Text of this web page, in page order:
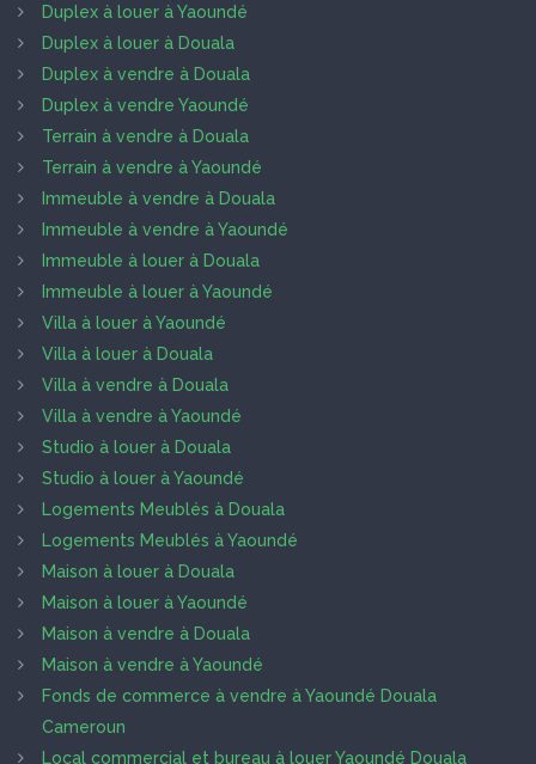
Duplex à louer à Yaoundé
Duplex à louer à Douala
Duplex à vendre à Douala
Duplex à vendre Yaoundé
Terrain à vendre à Douala
Terrain à vendre à Yaoundé
Immeuble à vendre à Douala
Immeuble à vendre à Yaoundé
Immeuble à louer à Douala
Immeuble à louer à Yaoundé
Villa à louer à Yaoundé
Villa à louer à Douala
Villa à vendre à Douala
Villa à vendre à Yaoundé
Studio à louer à Douala
Studio à louer à Yaoundé
Logements Meublés à Douala
Logements Meublés à Yaoundé
Maison à louer à Douala
Maison à louer à Yaoundé
Maison à vendre à Douala
Maison à vendre à Yaoundé
Fonds de commerce à vendre à Yaoundé Douala
Cameroun
Local commercial et bureau à louer Yaoundé Douala